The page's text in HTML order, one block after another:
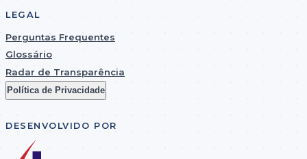
LEGAL
Perguntas Frequentes
Glossário
Radar de Transparência
Política de Privacidade
DESENVOLVIDO POR